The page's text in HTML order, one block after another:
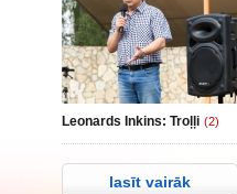
Leonards Inkins: Troļļi (2)
lasīt vairāk